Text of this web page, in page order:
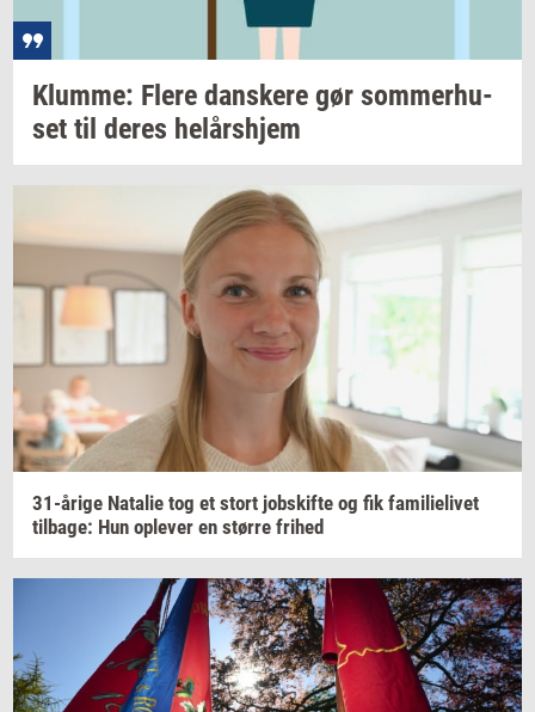
Klum­me: Flere dan­ske­re gør som­mer­hu­
set til deres helårs­hjem
31-​årige Na­ta­lie tog et stort jobs­kif­te og fik fa­mi­li­e­li­vet
til­ba­ge: Hun op­le­ver en stør­re fri­hed